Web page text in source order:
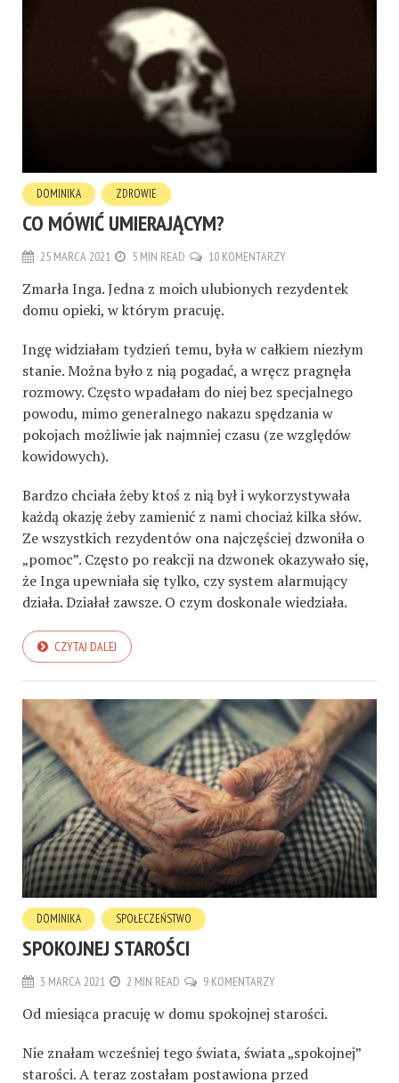
DOMINIKA ZDROWIE
CO MÓWIĆ UMIERAJĄCYM?
25 MARCA 2021 5 MIN READ 10 KOMENTARZY
Zmarła Inga.Jedna z moich ulubionych rezydentek
domu opieki, w którym pracuję.
Ingę widziałam tydzień temu, była w całkiem niezłym
stanie. Można było z nią pogadać, a wręcz pragnęła
rozmowy. Częstowpadałam do niej bez specjalnego
powodu, mimo generalnego nakazu spędzania w
pokojach możliwiejak najmniej czasu (ze względów
kowidowych).
Bardzo chciała żeby ktoś z nią był i wykorzystywała
każdą okazję żeby zamienić z nami chociaż kilka słów.
Ze wszystkich rezydentów ona najczęściej dzwoniła o
„pomoc”. Często po reakcji na dzwonek okazywało się,
że Inga upewniała siętylko, czysystem alarmujący
działa.Działał zawsze. O czym doskonale wiedziała.
CZYTAJ DALEJ
DOMINIKA SPOŁECZEŃSTWO
SPOKOJNEJ STAROŚCI
3 MARCA 2021 2 MIN READ 9 KOMENTARZY
Od miesiąca pracuję w domu spokojnej starości.
Nie znałam wcześniej tego świata, świata „spokojnej”
starości. A teraz zostałam postawiona przed